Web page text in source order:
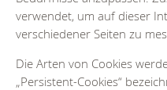
verwendet, um auf dieser
verschiedener Seiten zu
Die Arten von Cookies
„Persistent-Cookies“